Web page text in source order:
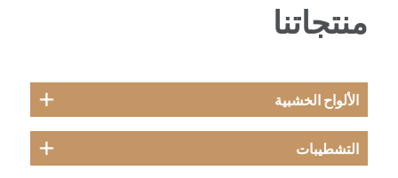
منتجاتنا
الألواح الخشبية
التشطيبات